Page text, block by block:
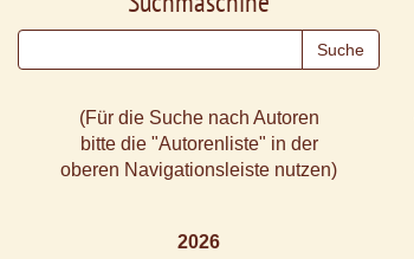
(Für die Suche nach Autoren
bitte die "Autorenliste" in der
oberen Navigationsleiste nutzen)
2026